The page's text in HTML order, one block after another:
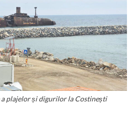
plajelor și digurilor la Costinești